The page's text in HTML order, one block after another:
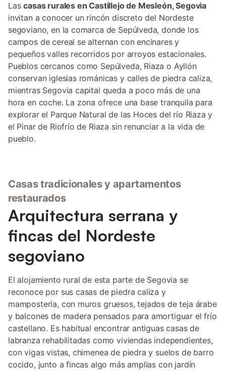
Lascasas rurales en Castillejo de Mesleón, Segovia
invitan a conocer un rincón discreto del Nordeste
segoviano, en la comarca de Sepúlveda, donde los
campos de cereal se alternan con encinares y
pequeños valles recorridos por arroyos estacionales.
Pueblos cercanos como Sepúlveda, Riaza o Ayllón
conservan iglesias románicas y calles de piedra caliza,
mientras Segovia capital queda a poco más de una
hora en coche. La zona ofrece una base tranquila para
explorar el Parque Natural de las Hoces del río Riaza y
el Pinar de Riofrío de Riaza sin renunciar a la vida de
pueblo.
Casas tradicionales y apartamentos
restaurados
Arquitectura serrana y
fincas del Nordeste
segoviano
El alojamiento rural de esta parte de Segovia se
reconoce por sus casas de piedra caliza y
mampostería, con muros gruesos, tejados de teja árabe
y balcones de madera pensados para amortiguar el frío
castellano. Es habitual encontrar antiguas casas de
labranza rehabilitadas como viviendas independientes,
con vigas vistas, chimenea de piedra y suelos de barro
cocido, junto a fincas algo más amplias con jardín